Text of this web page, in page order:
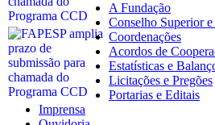
A Fundação
Conselho Superior
Coordenações
Acordos de
Estatísticas e
Licitações e Pregões
Portarias e Editais
Imprensa